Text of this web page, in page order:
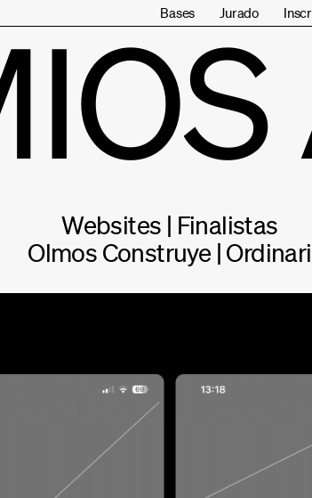
Bases Jurado
Websites | Finalistas
Olmos Construye | Ordinari